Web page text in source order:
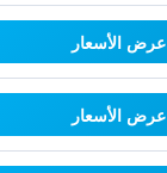
عرض الأسعار
عرض الأسعار